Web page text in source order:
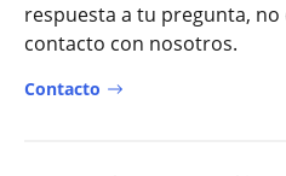
respuesta a tu pregunta,
contacto con nosotros.
Contacto